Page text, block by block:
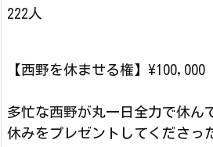
222人
【西野を休ませる権】
多忙な西野が丸一日全力で休ん
休みをプレゼントしてくださ